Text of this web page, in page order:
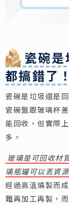
瓷碗
都搞錯了！
瓷碗是垃圾還是
瓷碗盤跟玻璃杯
能回收，但實際
多。
玻璃是可回收材
璃瓶罐可以丟資
經過高溫燒製而
難再加工再製，